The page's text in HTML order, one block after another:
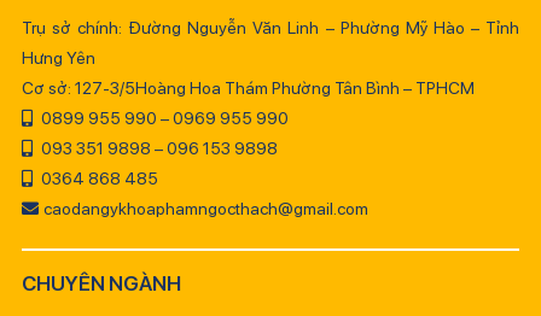
Trụ sở chính: Đường Nguyễn Văn Linh – Phường Mỹ Hào – Tỉnh
Hưng Yên
Cơ sở: 127-3/5Hoàng Hoa Thám Phường Tân Bình – TPHCM
0899 955 990 – 0969 955 990
093 351 9898 – 096 153 9898
0364 868 485
caodangykhoaphamngocthach@gmail.com
CHUYÊN NGÀNH